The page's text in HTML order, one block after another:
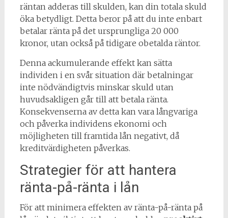
räntan adderas till skulden, kan din totala skuld
öka betydligt. Detta beror på att du inte enbart
betalar ränta på det ursprungliga 20 000
kronor, utan också på tidigare obetalda räntor.
Denna ackumulerande effekt kan sätta
individen i en svår situation där betalningar
inte nödvändigtvis minskar skuld utan
huvudsakligen går till att betala ränta.
Konsekvenserna av detta kan vara långvariga
och påverka individens ekonomi och
möjligheten till framtida lån negativt, då
kreditvärdigheten påverkas.
Strategier för att hantera
ränta-på-ränta i lån
För att minimera effekten av ränta-på-ränta på